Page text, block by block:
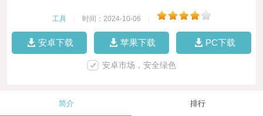
工具 时间：2024-10-06
安卓下载 苹果下载 PC下载
安卓市场，安全绿色
简介 排行